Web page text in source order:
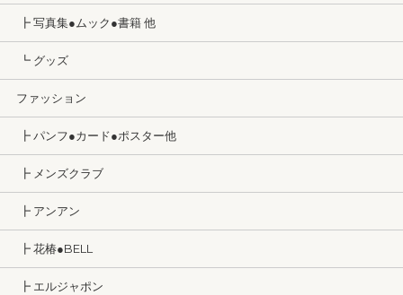
┣ 写真集●ムック●書籍 他
┗ グッズ
ファッション
┣ パンフ●カード●ポスター他
┣ メンズクラブ
┣ アンアン
┣ 花椿●BELL
┣ エルジャポン